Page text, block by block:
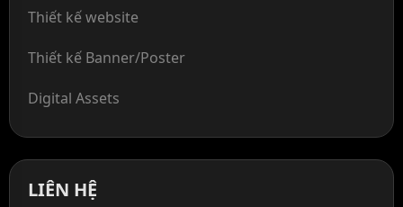
Thiết kế website
Thiết kế Banner/Poster
Digital Assets
LIÊN HỆ